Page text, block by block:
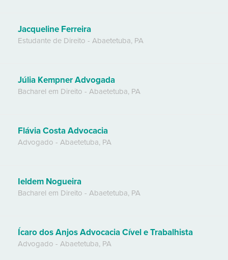
Jacqueline Ferreira
Estudante de Direito - Abaetetuba, PA
Júlia Kempner Advogada
Bacharel em Direito - Abaetetuba, PA
Flávia Costa Advocacia
Advogado - Abaetetuba, PA
Ieldem Nogueira
Bacharel em Direito - Abaetetuba, PA
Ícaro dos Anjos Advocacia Cível e Trabalhista
Advogado - Abaetetuba, PA